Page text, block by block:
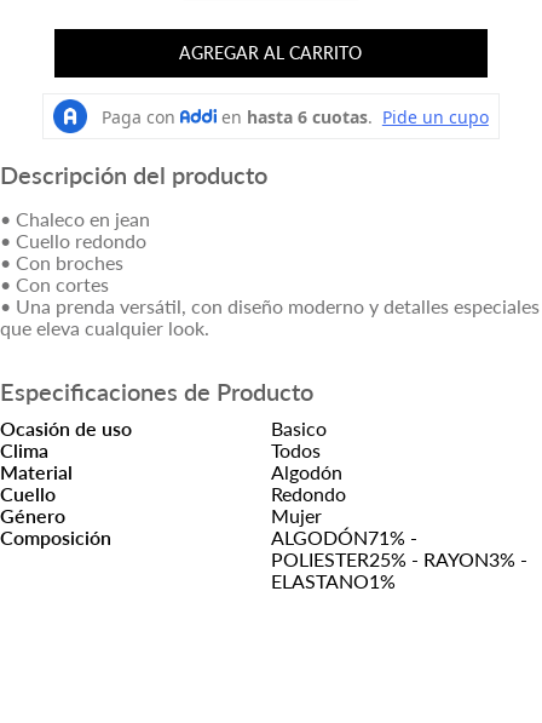
AGREGAR AL CARRITO
Descripción del producto
• Chaleco en jean
• Cuello redondo
• Con broches
• Con cortes
• Una prenda versátil, con diseño moderno y detalles especiales
que eleva cualquier look.
Especificaciones de Producto
Ocasión de uso
Basico
Clima
Todos
Material
Algodón
Cuello
Redondo
Género
Mujer
Composición
ALGODÓN71% -
POLIESTER25% - RAYON3% -
ELASTANO1%